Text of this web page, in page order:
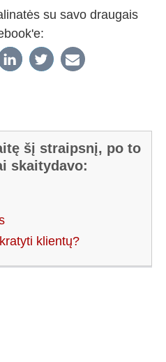
su savo draugais
šį straipsnį, po to
skaitydavo:
klientų?